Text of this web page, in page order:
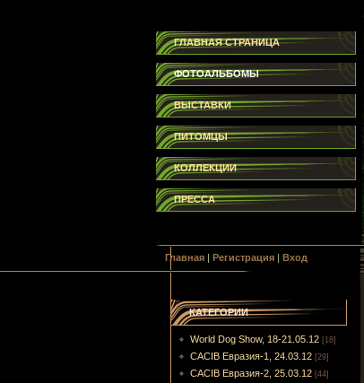
ГЛАВНАЯ СТРАНИЦА
ФОТОАЛЬБОМЫ
ВЫСТАВКИ
ПИТОМЦЫ
КОЛЛЕКЦИИ
ПРЕССА
Главная| Регистрация| Вход
КАТЕГОРИИ
World Dog Show, 18-21.05.12 [18]
CACIB Евразия-1, 24.03.12 [29]
CACIB Евразия-2, 25.03.12 [44]